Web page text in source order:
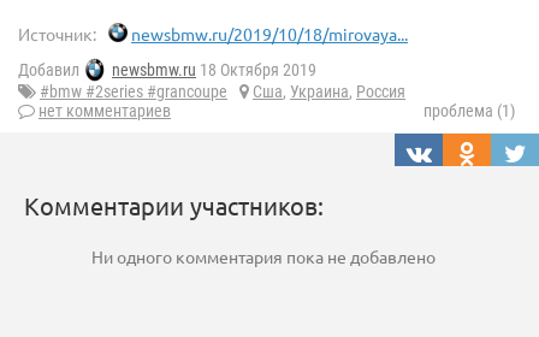
Источник: newsbmw.ru/2019/10/18/mirovaya...
Добавил newsbmw.ru 18 Октября 2019
#bmw #2series #grancoupe
Сша, Украина, Россия
нет комментариев
проблема (1)
Комментарии участников:
Ни одного комментария пока не добавлено